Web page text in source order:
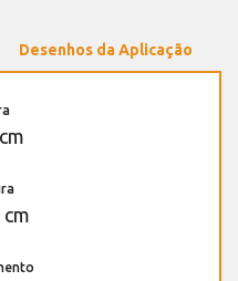
Desenhos da Aplicação
cm